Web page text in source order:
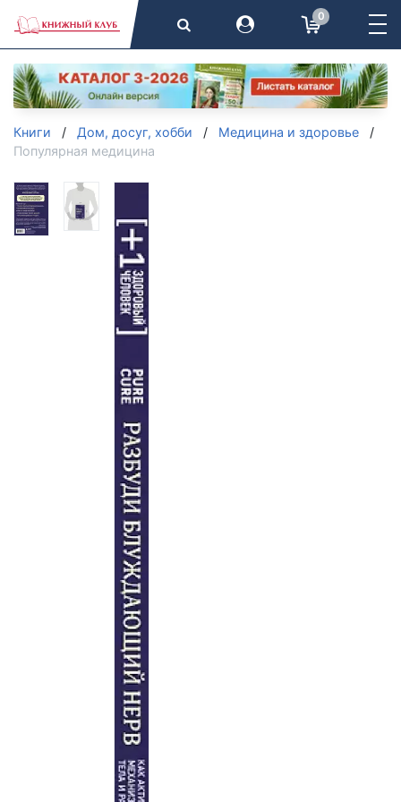
0
Книги Дом, досуг, хобби
Медицина и здоровье
Популярная медицина